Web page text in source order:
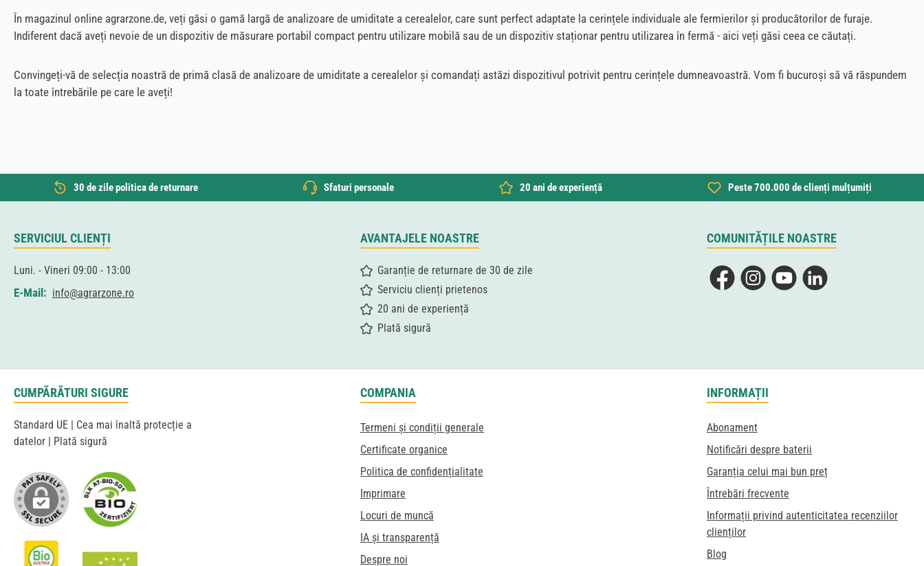
În magazinul online agrarzone.de, veți găsi o gamă largă de analizoare de umiditate a cerealelor, care sunt perfect adaptate la cerințele individuale ale fermierilor și producătorilor de furaje.
Indiferent dacă aveți nevoie de un dispozitiv de măsurare portabil compact pentru utilizare mobilă sau de un dispozitiv staționar pentru utilizarea în fermă - aici veți găsi ceea ce căutați.
Convingeți-vă de selecția noastră de primă clasă de analizoare de umiditate a cerealelor și comandați astăzi dispozitivul potrivit pentru cerințele dumneavoastră. Vom fi bucuroși să vă răspundem
la toate întrebările pe care le aveți!
30 de zile politica de returnare Sfaturi personale 20 ani de experiență Peste 700.000 de clienți mulțumiți
SERVICIUL CLIENȚI
Luni. - Vineri 09:00 - 13:00
E-Mail: info@agrarzone.ro
AVANTAJELE NOASTRE
Garanție de returnare de 30 de zile
Serviciu clienți prietenos
20 ani de experiență
Plată sigură
COMUNITĂȚILE NOASTRE
FacebookInstagramYouTubeLinkedIn
CUMPĂRĂTURI SIGURE
Standard UE | Cea mai înaltă protecție a
datelor | Plată sigură
COMPANIA
Termeni și condiții generale
Certificate organice
Politica de confidențialitate
Imprimare
Locuri de muncă
IA și transparență
Despre noi
INFORMAȚII
Abonament
Notificări despre baterii
Garanția celui mai bun preț
Întrebări frecvente
Informații privind autenticitatea recenziilor
clienților
Blog